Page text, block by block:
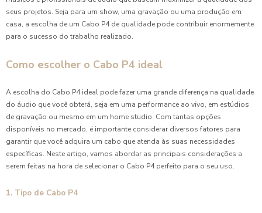
seus projetos. Seja para um show, uma gravação ou uma produção em
casa, a escolha de um Cabo P4 de qualidade pode contribuir enormemente
para o sucesso do trabalho realizado.
Como escolher o Cabo P4 ideal
A escolha do Cabo P4 ideal pode fazer uma grande diferença na qualidade
do áudio que você obterá, seja em uma performance ao vivo, em estúdios
de gravação ou mesmo em um home studio. Com tantas opções
disponíveis no mercado, é importante considerar diversos fatores para
garantir que você adquira um cabo que atenda às suas necessidades
específicas. Neste artigo, vamos abordar as principais considerações a
serem feitas na hora de selecionar o Cabo P4 perfeito para o seu uso.
1. Tipo de Cabo P4